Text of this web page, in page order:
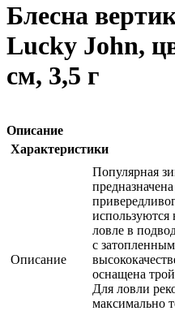
Блесна
Lucky John,
см, 3,5 г
Описание
Характеристики
Описание
Популярная
ловле в
с
оснащена
Для ловли
максимально